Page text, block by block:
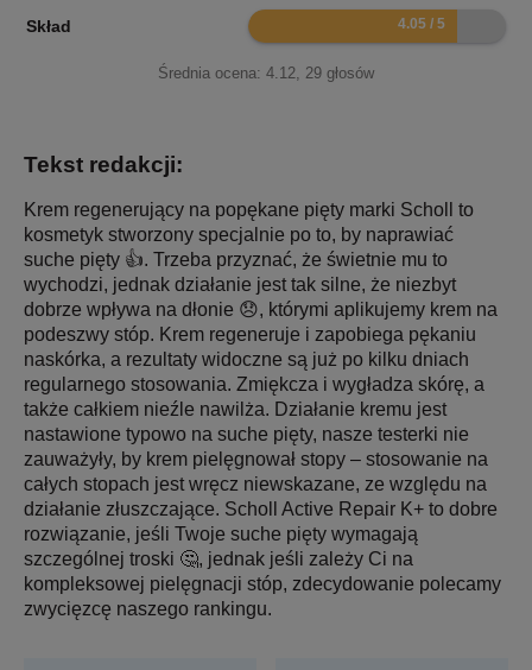
Skład 8.1
Średnia ocena: 4.12 29 głosów
Tekst redakcji:
Krem regenerujący na popękane pięty marki Scholl to
kosmetyk stworzony specjalnie po to, by naprawiać
suche pięty 👍. Trzeba przyznać, że świetnie mu to
wychodzi, jednak działanie jest tak silne, że niezbyt
dobrze wpływa na dłonie 😞, którymi aplikujemy krem na
podeszwy stóp. Krem regeneruje i zapobiega pękaniu
naskórka, a rezultaty widoczne są już po kilku dniach
regularnego stosowania. Zmiękcza i wygładza skórę, a
także całkiem nieźle nawilża. Działanie kremu jest
nastawione typowo na suche pięty, nasze testerki nie
zauważyły, by krem pielęgnował stopy – stosowanie na
całych stopach jest wręcz niewskazane, ze względu na
działanie złuszczające. Scholl Active Repair K+ to dobre
rozwiązanie, jeśli Twoje suche pięty wymagają
szczególnej troski 🤔, jednak jeśli zależy Ci na
kompleksowej pielęgnacji stóp, zdecydowanie polecamy
zwycięzcę naszego rankingu.